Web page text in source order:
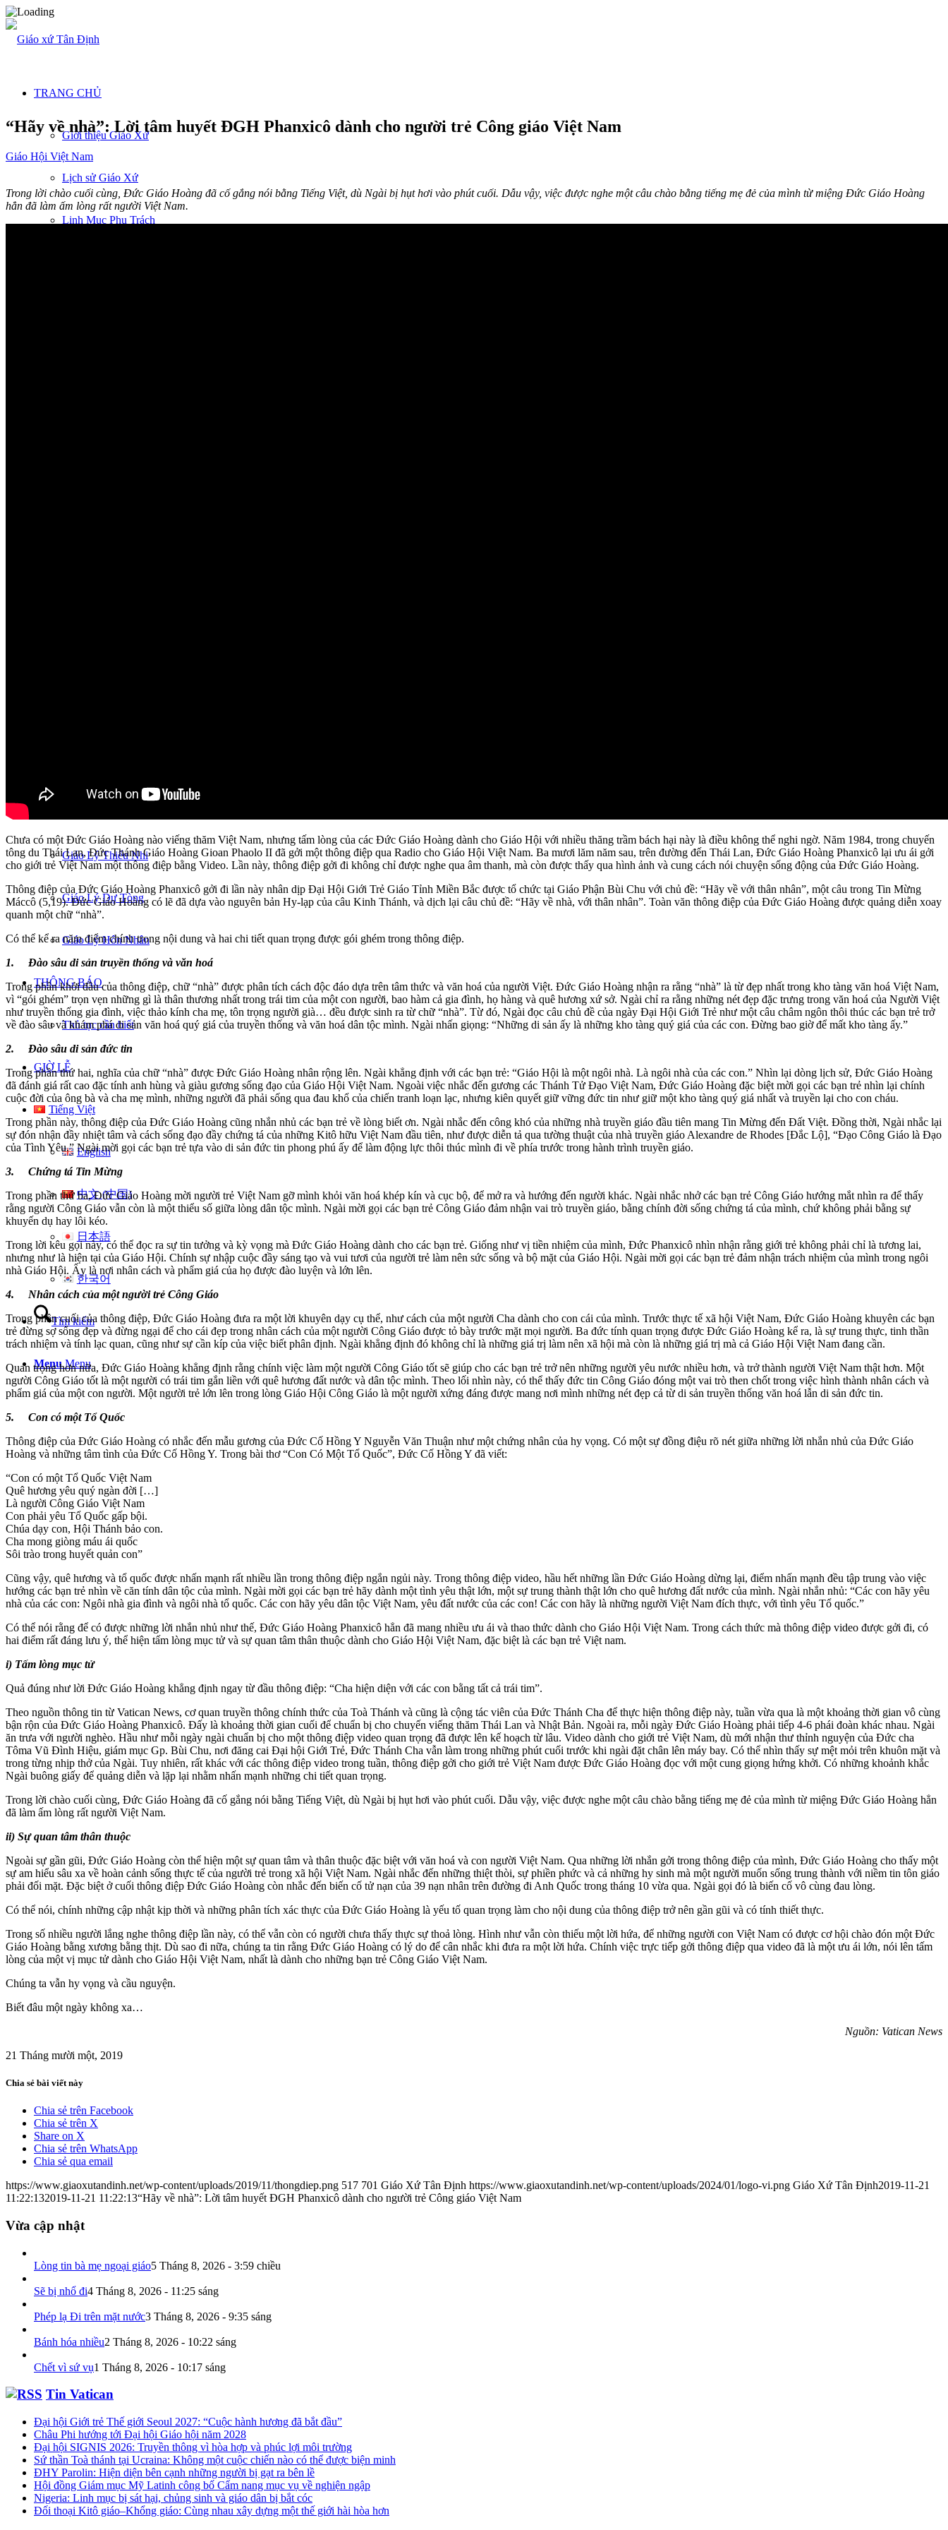
TRANG CHỦ
Giới thiệu Giáo Xứ
Lịch sử Giáo Xứ
Linh Mục Phụ Trách
Giáo Lý Thiếu Nhi
Giáo Lý Dự Tòng
Giáo Lý Hôn Nhân
THÔNG BÁO
Thủ tục cần biết
GIỜ LỄ
Tiếng Việt
English
中文 (中国)
日本語
한국어
Tìm kiếm
Menu Menu
“Hãy về nhà”: Lời tâm huyết ĐGH Phanxicô dành cho người trẻ Công giáo Việt Nam
Giáo Hội Việt Nam
Trong lời chào cuối cùng, Đức Giáo Hoàng đã cố gắng nói bằng Tiếng Việt, dù Ngài bị hụt hơi vào phút cuối. Dẫu vậy, việc được nghe một câu chào bằng tiếng mẹ đẻ của mình từ miệng Đức Giáo Hoàng
hẳn đã làm ấm lòng rất người Việt Nam.
Chưa có một Đức Giáo Hoàng nào viếng thăm Việt Nam, nhưng tấm lòng của các Đức Giáo Hoàng dành cho Giáo Hội với nhiều thăng trầm bách hại này là điều không thể nghi ngờ. Năm 1984, trong chuyến
tông du Thái Lan, Đức Thánh Giáo Hoàng Gioan Phaolo II đã gởi một thông điệp qua Radio cho Giáo Hội Việt Nam. Ba mươi lăm năm sau, trên đường đến Thái Lan, Đức Giáo Hoàng Phanxicô lại ưu ái gởi
cho giới trẻ Việt Nam một thông điệp bằng Video. Lần này, thông điệp gởi đi không chỉ được nghe qua âm thanh, mà còn được thấy qua hình ảnh và cung cách nói chuyện sống động của Đức Giáo Hoàng.
Thông điệp của Đức Giáo Hoàng Phanxicô gởi đi lần này nhân dịp Đại Hội Giới Trẻ Giáo Tỉnh Miền Bắc được tổ chức tại Giáo Phận Bùi Chu với chủ đề: “Hãy về với thân nhân”, một câu trong Tin Mừng
Máccô (5,19). Đức Giáo Hoàng có lẽ đã dựa vào nguyên bản Hy-lạp của câu Kinh Thánh, và dịch lại câu chủ đề: “Hãy về nhà, với thân nhân”. Toàn văn thông điệp của Đức Giáo Hoàng được quảng diễn xoay
quanh một chữ “nhà”.
Có thể kể ra năm điểm chính trong nội dung và hai chi tiết quan trọng được gói ghém trong thông điệp.
1. Đào sâu di sản truyền thống và văn hoá
Trong phần khởi đầu của thông điệp, chữ “nhà” được phân tích cách độc đáo dựa trên tâm thức và văn hoá của người Việt. Đức Giáo Hoàng nhận ra rằng “nhà” là từ đẹp nhất trong kho tàng văn hoá Việt Nam,
vì “gói ghém” trọn vẹn những gì là thân thương nhất trong trái tim của một con người, bao hàm cả gia đình, họ hàng và quê hương xứ sở. Ngài chỉ ra rằng những nét đẹp đặc trưng trong văn hoá của Người Việt
như truyền thống gia đình, việc thảo kính cha mẹ, tôn trọng người già… đều được sinh ra từ chữ “nhà”. Từ đó, Ngài đọc câu chủ đề của ngày Đại Hội Giới Trẻ như một câu châm ngôn thôi thúc các bạn trẻ trở
về đào sâu và khám phá di sản văn hoá quý giá của truyền thống và văn hoá dân tộc mình. Ngài nhấn giọng: “Những di sản ấy là những kho tàng quý giá của các con. Đừng bao giờ để mất kho tàng ấy.”
2. Đào sâu di sản đức tin
Trong phần thứ hai, nghĩa của chữ “nhà” được Đức Giáo Hoàng nhân rộng lên. Ngài khẳng định với các bạn trẻ: “Giáo Hội là một ngôi nhà. Là ngôi nhà của các con.” Nhìn lại dòng lịch sử, Đức Giáo Hoàng
đã đánh giá rất cao đặc tính anh hùng và giàu gương sống đạo của Giáo Hội Việt Nam. Ngoài việc nhắc đến gương các Thánh Tử Đạo Việt Nam, Đức Giáo Hoàng đặc biệt mời gọi các bạn trẻ nhìn lại chính
cuộc đời của ông bà và cha mẹ mình, những người đã phải sống qua đau khổ của chiến tranh loạn lạc, nhưng kiên quyết giữ vững đức tin như giữ một kho tàng quý giá nhất và truyền lại cho con cháu.
Trong phần này, thông điệp của Đức Giáo Hoàng cũng nhắn nhủ các bạn trẻ về lòng biết ơn. Ngài nhắc đến công khó của những nhà truyền giáo đầu tiên mang Tin Mừng đến Đất Việt. Đồng thời, Ngài nhắc lại
sự đón nhận đầy nhiệt tâm và cách sống đạo đầy chứng tá của những Kitô hữu Việt Nam đầu tiên, như được diễn tả qua tường thuật của nhà truyền giáo Alexandre de Rhodes [Đắc Lộ], “Đạo Công Giáo là Đạo
của Tình Yêu.” Ngài mời gọi các bạn trẻ tựa vào di sản đức tin phong phú ấy để làm động lực thôi thúc mình đi về phía trước trong hành trình truyền giáo.
3. Chứng tá Tin Mừng
Trong phần thứ ba, Đức Giáo Hoàng mời người trẻ Việt Nam gỡ mình khỏi văn hoá khép kín và cục bộ, để mở ra và hướng đến người khác. Ngài nhắc nhở các bạn trẻ Công Giáo hướng mắt nhìn ra để thấy
rằng người Công Giáo vẫn còn là một thiểu số giữa lòng dân tộc mình. Ngài mời gọi các bạn trẻ Công Giáo đảm nhận vai trò truyền giáo, bằng chính đời sống chứng tá của mình, chứ không phải bằng sự
khuyến dụ hay lôi kéo.
Trong lời kêu gọi này, có thể đọc ra sự tin tưởng và kỳ vọng mà Đức Giáo Hoàng dành cho các bạn trẻ. Giống như vị tiền nhiệm của mình, Đức Phanxicô nhìn nhận rằng giới trẻ không phải chỉ là tương lai,
nhưng như là hiện tại của Giáo Hội. Chính sự nhập cuộc đầy sáng tạo và vui tươi của người trẻ làm nên sức sống và bộ mặt của Giáo Hội. Ngài mời gọi các bạn trẻ đảm nhận trách nhiệm của mình trong ngôi
nhà Giáo Hội. Ấy là nơi nhân cách và phẩm giá của họ được đào luyện và lớn lên.
4. Nhân cách của một người trẻ Công Giáo
Trong phần cuối của thông điệp, Đức Giáo Hoàng đưa ra một lời khuyên dạy cụ thể, như cách của một người Cha dành cho con cái của mình. Trước thực tế xã hội Việt Nam, Đức Giáo Hoàng khuyên các bạn
trẻ đừng sợ sống đẹp và đừng ngại để cho cái đẹp trong nhân cách của một người Công Giáo được tỏ bày trước mặt mọi người. Ba đức tính quan trọng được Đức Giáo Hoàng kể ra, là sự trung thực, tinh thần
trách nhiệm và tính lạc quan, cũng như sự cần kíp của việc biết phân định. Ngài khẳng định đó không chỉ là những giá trị làm nên xã hội mà còn là những giá trị mà cả Giáo Hội Việt Nam đang cần.
Quan trọng hơn nữa, Đức Giáo Hoàng khẳng định rằng chính việc làm một người Công Giáo tốt sẽ giúp cho các bạn trẻ trở nên những người yêu nước nhiều hơn, và trở thành người Việt Nam thật hơn. Một
người Công Giáo tốt là một người có trái tim gắn liền với quê hương đất nước và dân tộc mình. Theo lối nhìn này, có thể thấy đức tin Công Giáo đóng một vai trò then chốt trong việc hình thành nhân cách và
phẩm giá của một con người. Một người trẻ lớn lên trong lòng Giáo Hội Công Giáo là một người xứng đáng được mang nơi mình những nét đẹp cả từ di sản truyền thống văn hoá lẫn di sản đức tin.
5. Con có một Tổ Quốc
Thông điệp của Đức Giáo Hoàng có nhắc đến mẫu gương của Đức Cố Hồng Y Nguyễn Văn Thuận như một chứng nhân của hy vọng. Có một sự đồng điệu rõ nét giữa những lời nhắn nhủ của Đức Giáo
Hoàng và những tâm tình của Đức Cố Hồng Y. Trong bài thơ “Con Có Một Tổ Quốc”, Đức Cố Hồng Y đã viết:
“Con có một Tổ Quốc Việt Nam
Quê hương yêu quý ngàn đời […]
Là người Công Giáo Việt Nam
Con phải yêu Tổ Quốc gấp bội.
Chúa dạy con, Hội Thánh bảo con.
Cha mong giòng máu ái quốc
Sôi trào trong huyết quản con”
Cũng vậy, quê hương và tổ quốc được nhấn mạnh rất nhiều lần trong thông điệp ngắn ngủi này. Trong thông điệp video, hầu hết những lần Đức Giáo Hoàng dừng lại, điểm nhấn mạnh đều tập trung vào việc
hướng các bạn trẻ nhìn về căn tính dân tộc của mình. Ngài mời gọi các bạn trẻ hãy dành một tình yêu thật lớn, một sự trung thành thật lớn cho quê hương đất nước của mình. Ngài nhắn nhủ: “Các con hãy yêu
nhà của các con: Ngôi nhà gia đình và ngôi nhà tổ quốc. Các con hãy yêu dân tộc Việt Nam, yêu đất nước của các con! Các con hãy là những người Việt Nam đích thực, với tình yêu Tổ quốc.”
Có thể nói rằng để có được những lời nhắn nhủ như thế, Đức Giáo Hoàng Phanxicô hẳn đã mang nhiều ưu ái và thao thức dành cho Giáo Hội Việt Nam. Trong cách thức mà thông điệp video được gởi đi, có
hai điểm rất đáng lưu ý, thể hiện tấm lòng mục tử và sự quan tâm thân thuộc dành cho Giáo Hội Việt Nam, đặc biệt là các bạn trẻ Việt nam.
i) Tấm lòng mục tử
Quả đúng như lời Đức Giáo Hoàng khẳng định ngay từ đầu thông điệp: “Cha hiện diện với các con bằng tất cả trái tim”.
Theo nguồn thông tin từ Vatican News, cơ quan truyền thông chính thức của Toà Thánh và cũng là cộng tác viên của Đức Thánh Cha để thực hiện thông điệp này, tuần vừa qua là một khoảng thời gian vô cùng
bận rộn của Đức Giáo Hoàng Phanxicô. Đấy là khoảng thời gian cuối để chuẩn bị cho chuyến viếng thăm Thái Lan và Nhật Bản. Ngoài ra, mỗi ngày Đức Giáo Hoàng phải tiếp 4-6 phái đoàn khác nhau. Ngài
ăn trưa với người nghèo. Hầu như mỗi ngày ngài chuẩn bị cho một thông điệp video quan trọng đã được lên kế hoạch từ lâu. Video dành cho giới trẻ Việt Nam, dù mới nhận thư thỉnh nguyện của Đức cha
Tôma Vũ Đình Hiệu, giám mục Gp. Bùi Chu, nơi đăng cai Đại hội Giới Trẻ, Đức Thánh Cha vẫn làm trong những phút cuối trước khi ngài đặt chân lên máy bay. Có thể nhìn thấy sự mệt mỏi trên khuôn mặt và
trong từng nhịp thở của Ngài. Tuy nhiên, rất khác với các thông điệp video trong tuần, thông điệp gởi cho giới trẻ Việt Nam được Đức Giáo Hoàng đọc với một cung giọng hứng khởi. Có những khoảnh khắc
Ngài buông giấy để quảng diễn và lặp lại nhằm nhấn mạnh những chi tiết quan trọng.
Trong lời chào cuối cùng, Đức Giáo Hoàng đã cố gắng nói bằng Tiếng Việt, dù Ngài bị hụt hơi vào phút cuối. Dẫu vậy, việc được nghe một câu chào bằng tiếng mẹ đẻ của mình từ miệng Đức Giáo Hoàng hẳn
đã làm ấm lòng rất người Việt Nam.
ii) Sự quan tâm thân thuộc
Ngoài sự gần gũi, Đức Giáo Hoàng còn thể hiện một sự quan tâm và thân thuộc đặc biệt với văn hoá và con người Việt Nam. Qua những lời nhắn gởi trong thông điệp của mình, Đức Giáo Hoàng cho thấy một
sự am hiểu sâu xa về hoàn cảnh sống thực tế của người trẻ trong xã hội Việt Nam. Ngài nhắc đến những thiệt thòi, sự phiền phức và cả những hy sinh mà một người muốn sống trung thành với niềm tin tôn giáo
phải đối mặt. Đặc biệt ở cuối thông điệp Đức Giáo Hoàng còn nhắc đến biến cố tử nạn của 39 nạn nhân trên đường đi Anh Quốc trong tháng 10 vừa qua. Ngài gọi đó là biến cố vô cùng đau lòng.
Có thể nói, chính những cập nhật kịp thời và những phân tích xác thực của Đức Giáo Hoàng là yếu tố quan trọng làm cho nội dung của thông điệp trở nên gần gũi và có tính thiết thực.
Trong số nhiều người lắng nghe thông điệp lần này, có thể vẫn còn có người chưa thấy thực sự thoả lòng. Hình như vẫn còn thiếu một lời hứa, để những người con Việt Nam có được cơ hội chào đón một Đức
Giáo Hoàng bằng xương bằng thịt. Dù sao đi nữa, chúng ta tin rằng Đức Giáo Hoàng có lý do để cân nhắc khi đưa ra một lời hứa. Chính việc trực tiếp gởi thông điệp qua video đã là một ưu ái lớn, nói lên tấm
lòng của một vị mục tử dành cho Giáo Hội Việt Nam, nhất là dành cho những bạn trẻ Công Giáo Việt Nam.
Chúng ta vẫn hy vọng và cầu nguyện.
Biết đâu một ngày không xa…
Nguồn: Vatican News
21 Tháng mười một, 2019
Chia sẻ bài viết này
Chia sẻ trên Facebook
Chia sẻ trên X
Share on X
Chia sẻ trên WhatsApp
Chia sẻ qua email
https://www.giaoxutandinh.net/wp-content/uploads/2019/11/thongdiep.png 517 701 Giáo Xứ Tân Định https://www.giaoxutandinh.net/wp-content/uploads/2024/01/logo-vi.png Giáo Xứ Tân Định2019-11-21
11:22:132019-11-21 11:22:13“Hãy về nhà”: Lời tâm huyết ĐGH Phanxicô dành cho người trẻ Công giáo Việt Nam
Vừa cập nhật
Lòng tin bà mẹ ngoại giáo5 Tháng 8, 2026 - 3:59 chiều
Sẽ bị nhổ đi4 Tháng 8, 2026 - 11:25 sáng
Phép lạ Đi trên mặt nước3 Tháng 8, 2026 - 9:35 sáng
Bánh hóa nhiều2 Tháng 8, 2026 - 10:22 sáng
Chết vì sứ vụ1 Tháng 8, 2026 - 10:17 sáng
Tin Vatican
Đại hội Giới trẻ Thế giới Seoul 2027: “Cuộc hành hương đã bắt đầu”
Châu Phi hướng tới Đại hội Giáo hội năm 2028
Đại hội SIGNIS 2026: Truyền thông vì hòa hợp và phúc lợi môi trường
Sứ thần Toà thánh tại Ucraina: Không một cuộc chiến nào có thể được biện minh
ĐHY Parolin: Hiện diện bên cạnh những người bị gạt ra bên lề
Hội đồng Giám mục Mỹ Latinh công bố Cẩm nang mục vụ về nghiện ngập
Nigeria: Linh mục bị sát hại, chủng sinh và giáo dân bị bắt cóc
Đối thoại Kitô giáo–Khổng giáo: Cùng nhau xây dựng một thế giới hài hòa hơn